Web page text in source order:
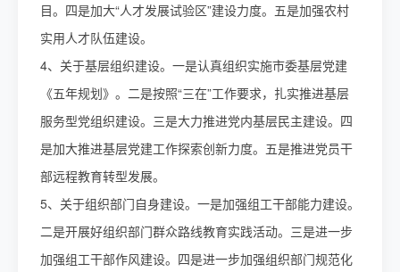
目。四是加大“人才发展试验区”建设力度。五是加强农村
实用人才队伍建设。
4、关于基层组织建设。一是认真组织实施市委基层党建
《五年规划》。二是按照“三在”工作要求，扎实推进基层
服务型党组织建设。三是大力推进党内基层民主建设。四
是加大推进基层党建工作探索创新力度。五是推进党员干
部远程教育转型发展。
5、关于组织部门自身建设。一是加强组工干部能力建设。
二是开展好组织部门群众路线教育实践活动。三是进一步
加强组工干部作风建设。四是进一步加强组织部门规范化